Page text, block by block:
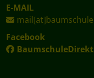
E-MAIL
Facebook
BaumschuleDirekt